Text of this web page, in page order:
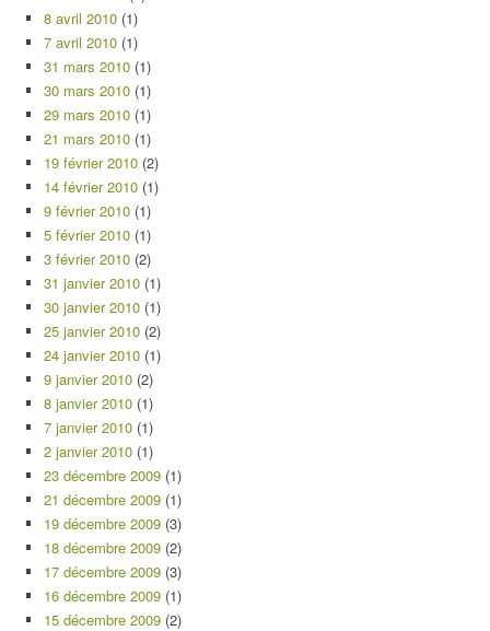
8 avril 2010 (1)
7 avril 2010 (1)
31 mars 2010 (1)
30 mars 2010 (1)
29 mars 2010 (1)
21 mars 2010 (1)
19 février 2010 (2)
14 février 2010 (1)
9 février 2010 (1)
5 février 2010 (1)
3 février 2010 (2)
31 janvier 2010 (1)
30 janvier 2010 (1)
25 janvier 2010 (2)
24 janvier 2010 (1)
9 janvier 2010 (2)
8 janvier 2010 (1)
7 janvier 2010 (1)
2 janvier 2010 (1)
23 décembre 2009 (1)
21 décembre 2009 (1)
19 décembre 2009 (3)
18 décembre 2009 (2)
17 décembre 2009 (3)
16 décembre 2009 (1)
15 décembre 2009 (2)